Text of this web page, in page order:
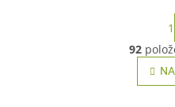
1
92